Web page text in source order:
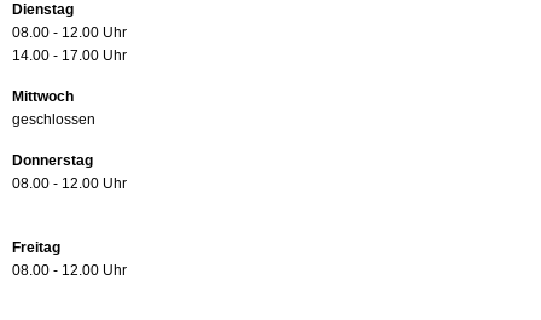
Dienstag
08.00 - 12.00 Uhr
14.00 - 17.00 Uhr
Mittwoch
geschlossen
Donnerstag
08.00 - 12.00 Uhr
Freitag
08.00 - 12.00 Uhr